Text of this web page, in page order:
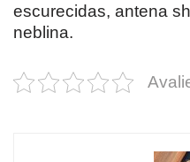
escurecidas, antena
neblina.